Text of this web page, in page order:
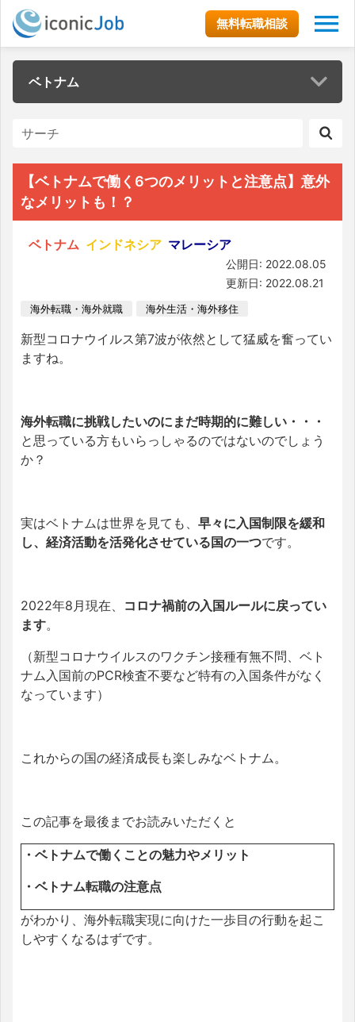
無料転職相談
ベトナム
【ベトナムで働く6つのメリットと注意点】意外
なメリットも！？
ベトナム インドネシア マレーシア
公開日: 2022.08.05
更新日: 2022.08.21
海外転職・海外就職 海外生活・海外移住
新型コロナウイルス第7波が依然として猛威を奮ってい
ますね。
海外転職に挑戦したいのにまだ時期的に難しい・・・
と思っている方もいらっしゃるのではないのでしょう
か？
実はベトナムは世界を見ても、 早々に入国制限を緩和
し、経済活動を活発化させている国の一つです。
2022年8月現在、 コロナ禍前の入国ルールに戻ってい
ます。
（新型コロナウイルスのワクチン接種有無不問、ベト
ナム入国前のPCR検査不要など特有の入国条件がなく
なっています）
これからの国の経済成長も楽しみなベトナム。
この記事を最後までお読みいただくと
・ベトナムで働くことの魅力やメリット
・ベトナム転職の注意点
がわかり、 海外転職実現に向けた一歩目の行動を起こ
しやすくなるはずです。